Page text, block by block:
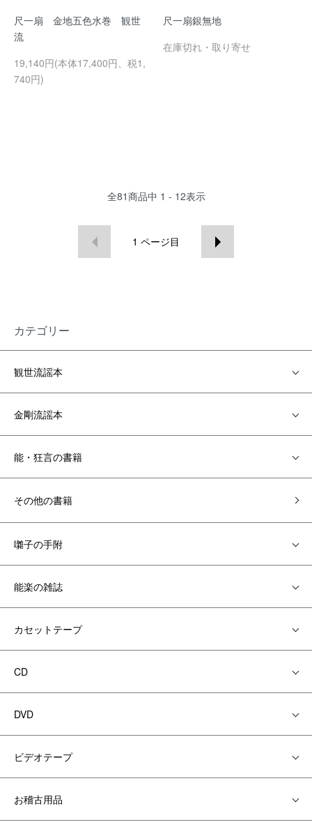
尺一扇 金地五色水巻 観世
流
19,140円(本体17,400円、税1,
740円)
尺一扇銀無地
在庫切れ・取り寄せ
全81商品中 1 - 12表示
1 ページ目
カテゴリー
観世流謡本
金剛流謡本
能・狂言の書籍
その他の書籍
囃子の手附
能楽の雑誌
カセットテープ
CD
DVD
ビデオテープ
お稽古用品